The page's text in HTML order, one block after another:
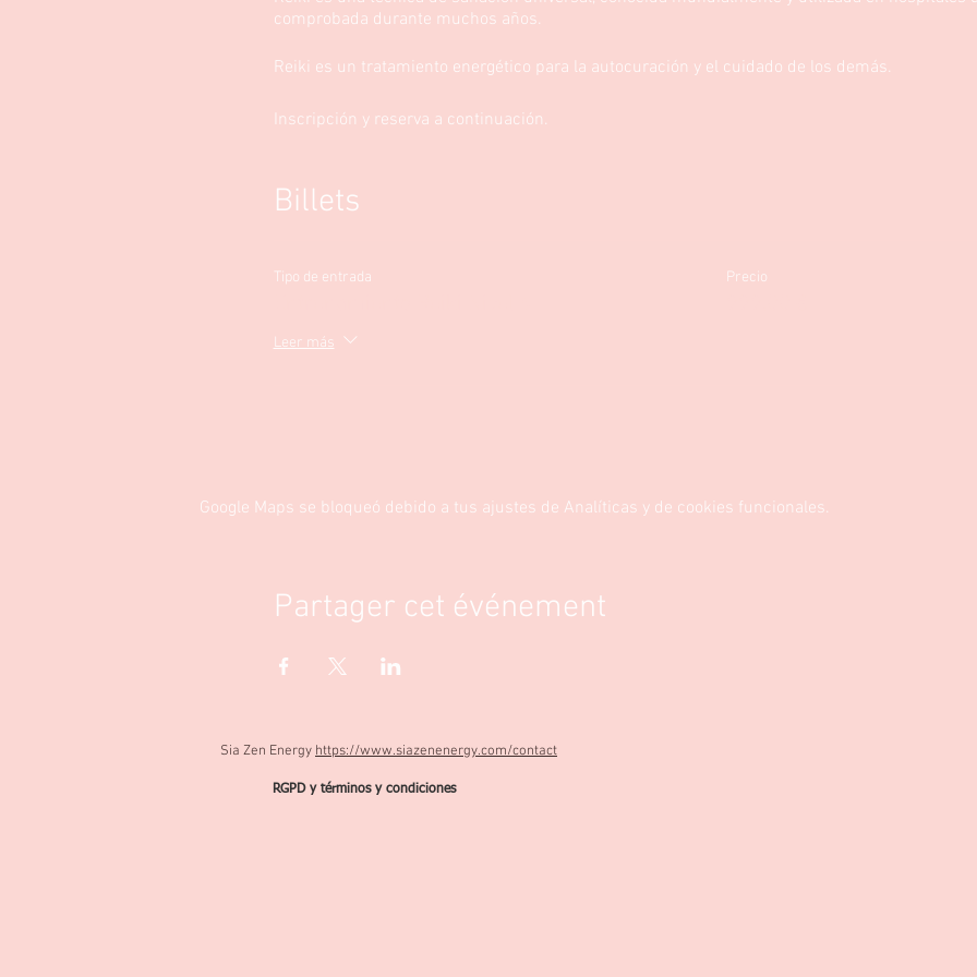
comprobada durante muchos años.
Reiki es un tratamiento energético para la autocuración y el cuidado de los demás.
Inscripción y reserva a continuación.
Billets
Tipo de entrada
Leer más
Precio
Google Maps se bloqueó debido a tus ajustes de Analíticas y de cookies funcionales.
Partager cet événement
Sia Zen Energy https://www.siazenenergy.com/contact
RGPD y términos y condiciones